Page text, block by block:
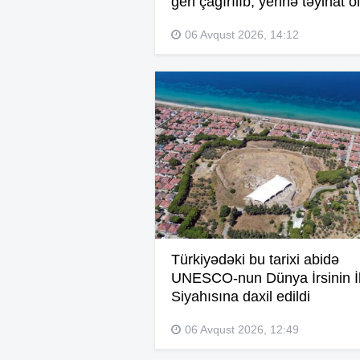
06 Avqust 2026, 14:12
Türkiyədəki bu tarixi abidə
UNESCO-nun Dünya İrsinin
Siyahısına daxil edildi
06 Avqust 2026, 12:49